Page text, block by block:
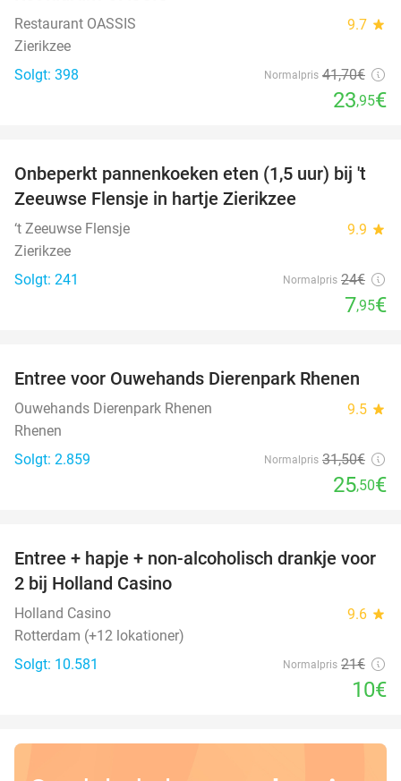
Restaurant OASSIS 9.7 star
Zierikzee
Solgt: 398
Normalpris 41,70€
23,95€
67%
Onbeperkt pannenkoeken eten (1,5 uur) bij 't
Zeeuwse Flensje in hartje Zierikzee
‘t Zeeuwse Flensje 9.9 star
Zierikzee
Solgt: 241
Normalpris 24€
7,95€
19%
Entree voor Ouwehands Dierenpark Rhenen
Ouwehands Dierenpark Rhenen 9.5 star
Rhenen
Solgt: 2.859
Normalpris 31,50€
25,50€
52%
Entree + hapje + non-alcoholisch drankje voor
2 bij Holland Casino
Holland Casino 9.6 star
Rotterdam (+12 lokationer)
Solgt: 10.581
Normalpris 21€
10€